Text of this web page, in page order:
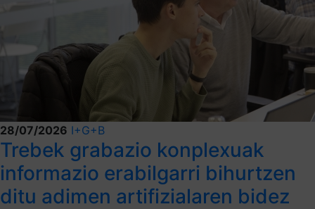
28/07/2026 I+G+B
Trebek grabazio konplexuak
informazio erabilgarri bihurtzen
ditu adimen artifizialaren bidez